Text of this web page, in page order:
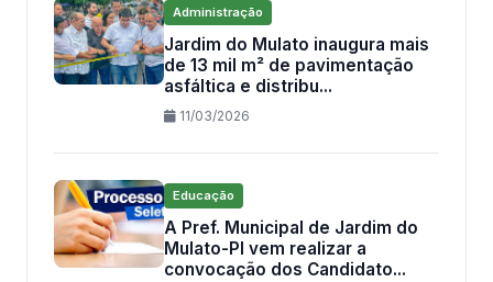
Administração
Jardim do Mulato inaugura mais
de 13 mil m² de pavimentação
asfáltica e distribu...
11/03/2026
Educação
A Pref. Municipal de Jardim do
Mulato-PI vem realizar a
convocação dos Candidato...